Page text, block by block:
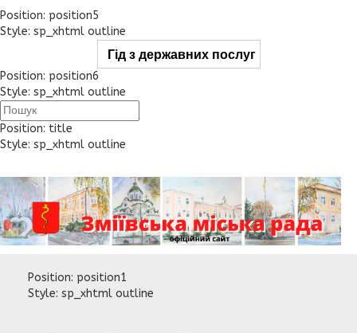
Position: position5
Style: sp_xhtml outline
Гід з державних послуг
Position: position6
Style: sp_xhtml outline
Position: title
Style: sp_xhtml outline
Position: position1
Style: sp_xhtml outline